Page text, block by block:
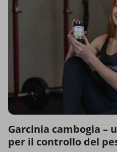
Garcinia cambogia –
per il controllo del